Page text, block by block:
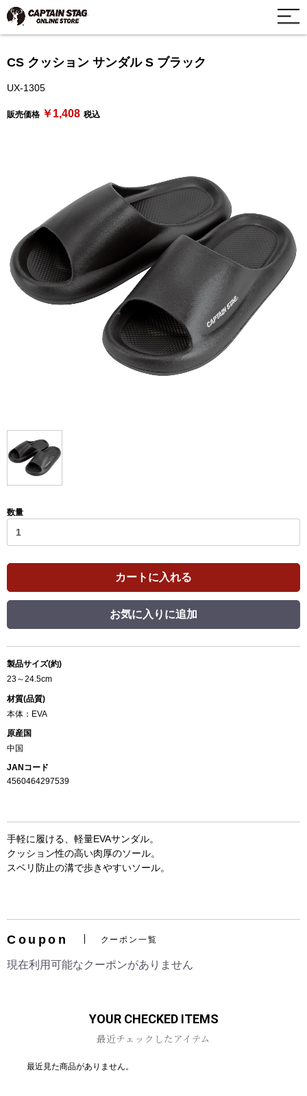
CS クッション サンダル S ブラック
UX-1305
販売価格 ￥1,408 税込
数量
カートに入れる
お気に入りに追加
製品サイズ(約)
23～24.5cm
材質(品質)
本体：EVA
原産国
中国
JANコード
4560464297539
手軽に履ける、軽量EVAサンダル。
クッション性の高い肉厚のソール。
スベリ防止の溝で歩きやすいソール。
Coupon クーポン一覧
現在利用可能なクーポンがありません
YOUR CHECKED ITEMS
最近チェックしたアイテム
最近見た商品がありません。